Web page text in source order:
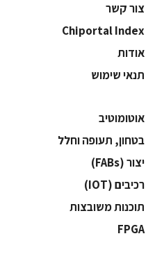
צור קשר
Chiportal Index
אודות
תנאי שימוש
אוטומוטיב
בטחון, תעופה וחלל
‫יצור (‪(FABs‬‬
‫רכיבים‬ (IOT)
‫תוכנות משובצות‬
‫‪FPGA‬‬